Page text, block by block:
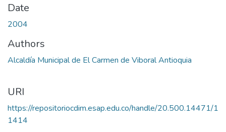
Date
2004
Authors
Alcaldía Municipal de El Carmen de Viboral Antioquia
URI
https://repositoriocdim.esap.edu.co/handle/20.500.14471/1
1414